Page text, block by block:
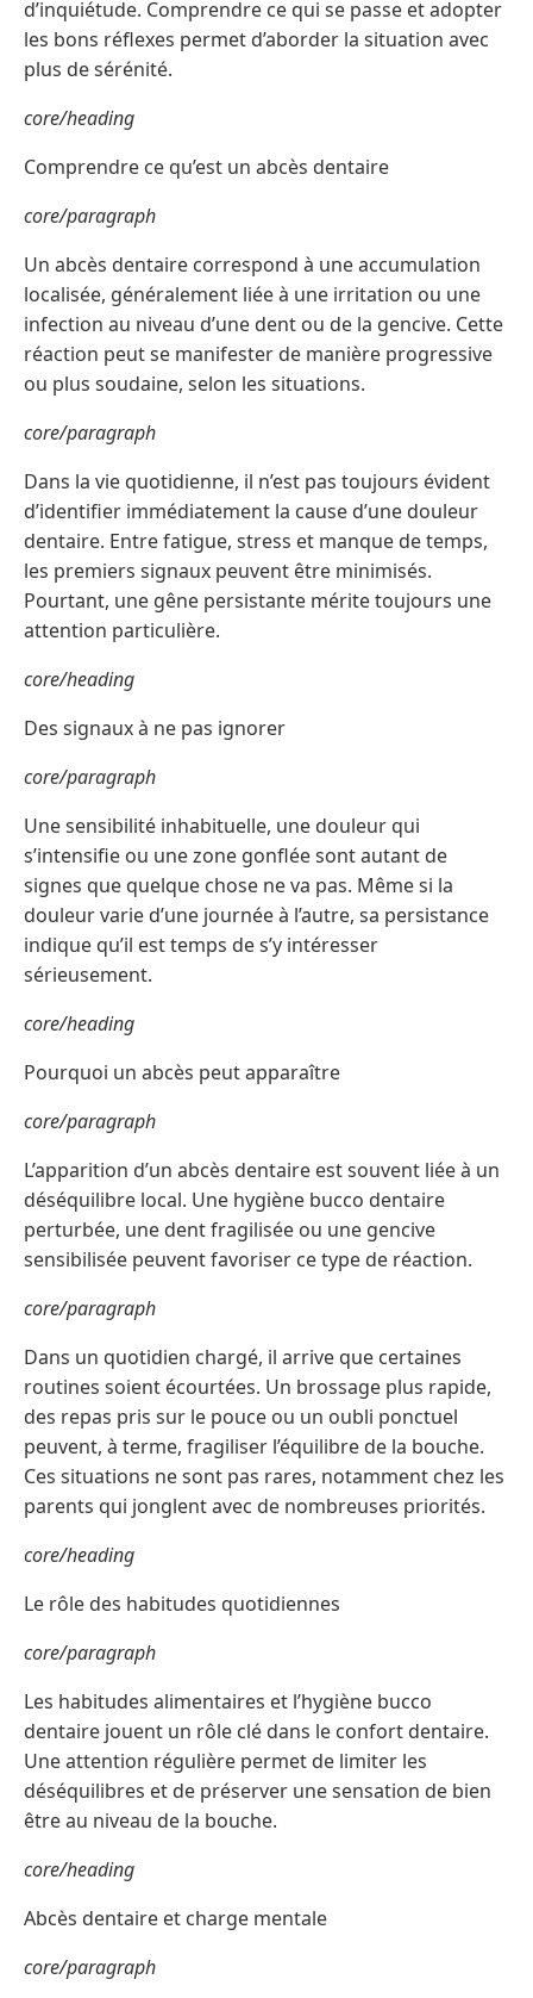
d’inquiétude. Comprendre ce qui se passe et adopter
les bons réflexes permet d’aborder la situation avec
plus de sérénité.
core/heading
Comprendre ce qu’est un abcès dentaire
core/paragraph
Un abcès dentaire correspond à une accumulation
localisée, généralement liée à une irritation ou une
infection au niveau d’une dent ou de la gencive. Cette
réaction peut se manifester de manière progressive
ou plus soudaine, selon les situations.
core/paragraph
Dans la vie quotidienne, il n’est pas toujours évident
d’identifier immédiatement la cause d’une douleur
dentaire. Entre fatigue, stress et manque de temps,
les premiers signaux peuvent être minimisés.
Pourtant, une gêne persistante mérite toujours une
attention particulière.
core/heading
Des signaux à ne pas ignorer
core/paragraph
Une sensibilité inhabituelle, une douleur qui
s’intensifie ou une zone gonflée sont autant de
signes que quelque chose ne va pas. Même si la
douleur varie d’une journée à l’autre, sa persistance
indique qu’il est temps de s’y intéresser
sérieusement.
core/heading
Pourquoi un abcès peut apparaître
core/paragraph
L’apparition d’un abcès dentaire est souvent liée à un
déséquilibre local. Une hygiène bucco dentaire
perturbée, une dent fragilisée ou une gencive
sensibilisée peuvent favoriser ce type de réaction.
core/paragraph
Dans un quotidien chargé, il arrive que certaines
routines soient écourtées. Un brossage plus rapide,
des repas pris sur le pouce ou un oubli ponctuel
peuvent, à terme, fragiliser l’équilibre de la bouche.
Ces situations ne sont pas rares, notamment chez les
parents qui jonglent avec de nombreuses priorités.
core/heading
Le rôle des habitudes quotidiennes
core/paragraph
Les habitudes alimentaires et l’hygiène bucco
dentaire jouent un rôle clé dans le confort dentaire.
Une attention régulière permet de limiter les
déséquilibres et de préserver une sensation de bien
être au niveau de la bouche.
core/heading
Abcès dentaire et charge mentale
core/paragraph